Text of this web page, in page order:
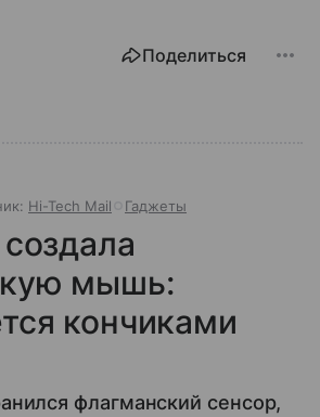
Поделиться
Hi-Tech Mail Гаджеты
мышь:
кончиками
флагманский сенсор,